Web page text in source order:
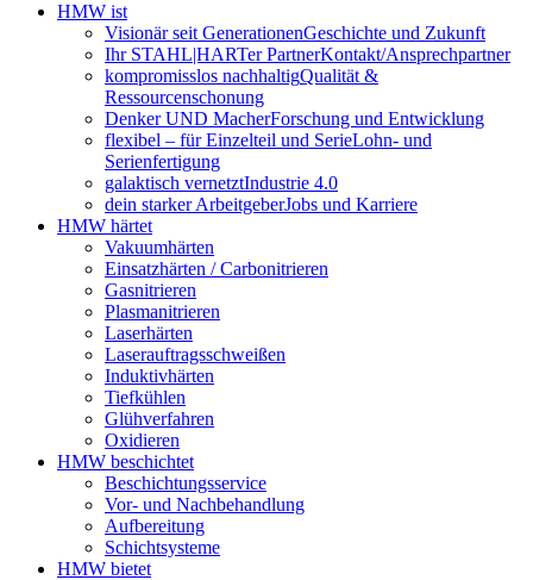
HMW ist
Visionär seit GenerationenGeschichte und Zukunft
Ihr STAHL|HARTer PartnerKontakt/Ansprechpartner
kompromisslos nachhaltigQualität &
Ressourcenschonung
Denker UND MacherForschung und Entwicklung
flexibel – für Einzelteil und SerieLohn- und
Serienfertigung
galaktisch vernetztIndustrie 4.0
dein starker ArbeitgeberJobs und Karriere
HMW härtet
Vakuumhärten
Einsatzhärten / Carbonitrieren
Gasnitrieren
Plasmanitrieren
Laserhärten
Laserauftragsschweißen
Induktivhärten
Tiefkühlen
Glühverfahren
Oxidieren
HMW beschichtet
Beschichtungsservice
Vor- und Nachbehandlung
Aufbereitung
Schichtsysteme
HMW bietet